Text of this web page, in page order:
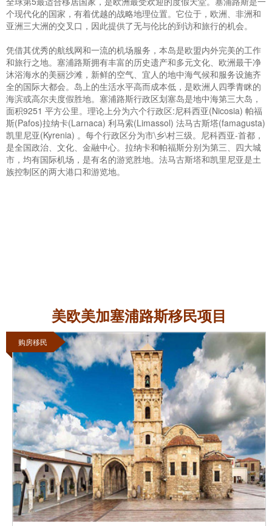
个现代化的国家，有着优越的战略地理位置。它位于，欧洲、非洲和
亚洲三大洲的交叉口，因此提供了无与伦比的到访和旅行的机会。
凭借其优秀的航线网和一流的机场服务，本岛是欧盟内外完美的工作
和旅行之地。塞浦路斯拥有丰富的历史遗产和多元文化、欧洲最干净
沐浴海水的美丽沙滩，新鲜的空气、宜人的地中海气候和服务设施齐
全的国际大都会。岛上的生活水平高而成本低，是欧洲人四季青眯的
海滨或高尔夫度假胜地。塞浦路斯行政区划塞岛是地中海第三大岛，
面积9251 平方公里。理论上分为六个行政区:尼科西亚(Nicosia) 帕福
斯(Pafos)拉纳卡(Larnaca) 利马索(Limassol) 法马古斯塔(famagusta)
凯里尼亚(Kyrenia) 。每个行政区分为市\乡\村三级。尼科西亚-首都，
是全国政治、文化、金融中心。拉纳卡和帕福斯分别为第三、四大城
市，均有国际机场，是有名的游览胜地。法马古斯塔和凯里尼亚是土
族控制区的两大港口和游览地。
美欧美加塞浦路斯移民项目
购房移民